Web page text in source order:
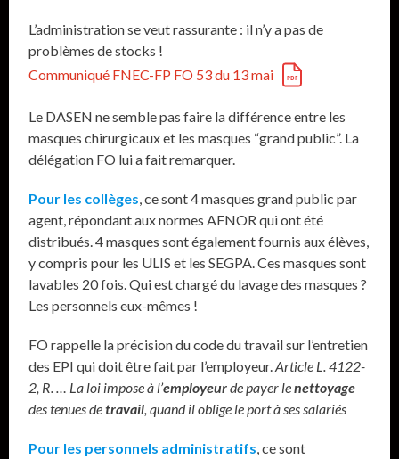
L’administration se veut rassurante : il n’y a pas de
problèmes de stocks !
Communiqué FNEC-FP FO 53 du 13 mai
Le DASEN ne semble pas faire la différence entre les
masques chirurgicaux et les masques “grand public”. La
délégation FO lui a fait remarquer.
Pour les collèges , ce sont 4 masques grand public par
agent, répondant aux normes AFNOR qui ont été
distribués. 4 masques sont également fournis aux élèves,
y compris pour les ULIS et les SEGPA. Ces masques sont
lavables 20 fois. Qui est chargé du lavage des masques ?
Les personnels eux-mêmes !
FO rappelle la précision du code du travail sur l’entretien
des EPI qui doit être fait par l’employeur.Article L. 4122-
2, R. … La loi impose à l’employeurde payer lenettoyage
des tenues detravail , quand il oblige le port à ses salariés
Pour les personnels administratifs , ce sont